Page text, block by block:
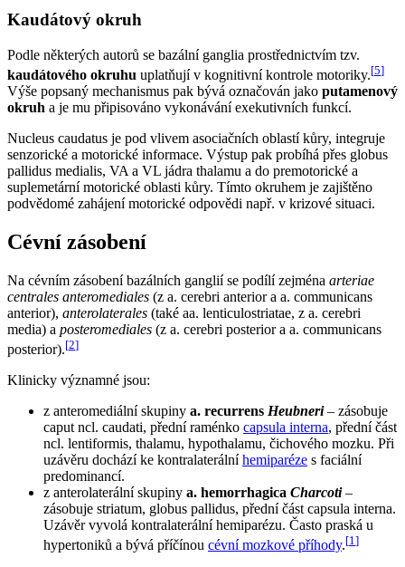
Kaudátový okruh
Podle některých autorů se bazální ganglia prostřednictvím tzv.
kaudátového okruhu uplatňují v kognitivní kontrole motoriky.[5]
Výše popsaný mechanismus pak bývá označován jako putamenový
okruh a je mu připisováno vykonávání exekutivních funkcí.
Nucleus caudatus je pod vlivem asociačních oblastí kůry, integruje
senzorické a motorické informace. Výstup pak probíhá přes globus
pallidus medialis, VA a VL jádra thalamu a do premotorické a
suplemetární motorické oblasti kůry. Tímto okruhem je zajištěno
podvědomé zahájení motorické odpovědi např. v krizové situaci.
Cévní zásobení
Na cévním zásobení bazálních ganglií se podílí zejména arteriae
centrales anteromediales (z a. cerebri anterior a a. communicans
anterior), anterolaterales (také aa. lenticulostriatae, z a. cerebri
media) a posteromediales (z a. cerebri posterior a a. communicans
posterior).[2]
Klinicky významné jsou:
z anteromediální skupiny a. recurrens Heubneri– zásobuje
caput ncl. caudati, přední raménko capsula interna, přední část
ncl. lentiformis, thalamu, hypothalamu, čichového mozku. Při
uzávěru dochází ke kontralaterálníhemiparéze s faciální
predominancí.
z anterolaterální skupiny a. hemorrhagica Charcoti–
zásobuje striatum, globus pallidus, přední část capsula interna.
Uzávěr vyvolá kontralaterální hemiparézu. Často praská u
hypertoniků a bývá příčínou cévní mozkové příhody.[1]